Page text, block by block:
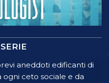
aneddoti edificanti di
ceto sociale e da